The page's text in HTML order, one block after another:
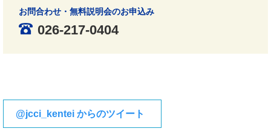
お問合わせ・無料説明会のお申込み
026-217-0404
@jcci_kentei からのツイート